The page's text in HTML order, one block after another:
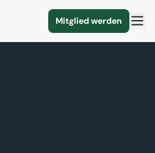
Mitglied werden